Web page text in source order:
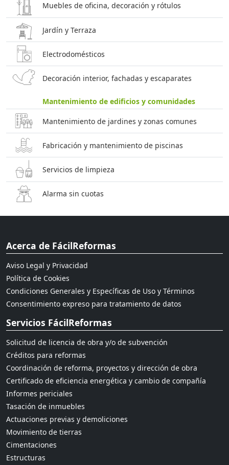
Muebles de oficina, decoración y rótulos
Jardín y Terraza
Electrodomésticos
Decoración interior, fachadas y escaparates
Mantenimiento de edificios y comunidades
Mantenimiento de jardines y zonas comunes
Fabricación y mantenimiento de piscinas
Servicios de limpieza
Alarma sin cuotas
Acerca de FácilReformas
Aviso Legal y Privacidad
Política de Cookies
Condiciones Generales y Específicas de Uso y Términos
Consentimiento expreso para tratamiento de datos
Servicios FácilReformas
Solicitud de licencia de obra y/o de subvención
Créditos para reformas
Coordinación de reforma, proyectos y dirección de obra
Certificado de eficiencia energética y cambio de compañía
Informes periciales
Tasación de inmuebles
Actuaciones previas y demoliciones
Movimiento de tierras
Cimentaciones
Estructuras